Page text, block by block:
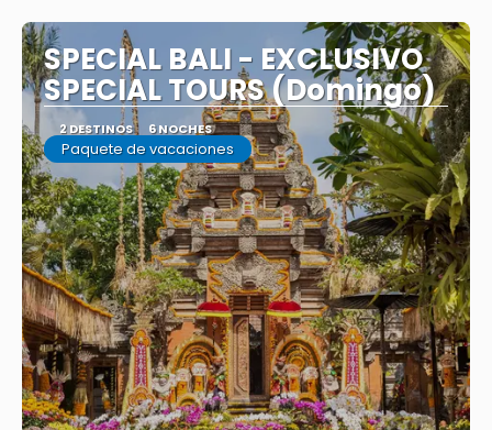
SPECIAL BALI - EXCLUSIVO
SPECIAL TOURS (Domingo)
2 DESTINOS 6 NOCHES
Paquete de vacaciones